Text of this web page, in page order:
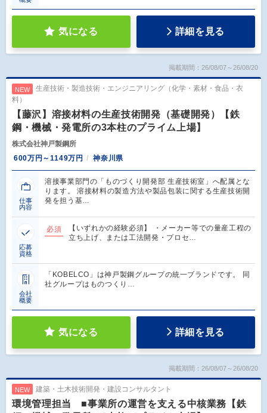
気になる 詳細を見る
掲載期間：26/08/07～26/08/20
NEW
生産技術・製造技術・エンジニアリング（化学・素材・食品・衣
料）
【藤沢】溶接材料の生産技術開発（基礎開発）【鉄
鋼・機械・発電所の3本柱のプライム上場】
株式会社神戸製鋼所
600万円～1149万円
神奈川県
仕事
内容
溶接事業部門の「ものづくり開発部 生産技術室」へ配属とな
ります。 溶接材料の製造方法や製品包装に関する生産技術開
発を担う基…
応募
資格
必須
【いずれかの経験必須】 ・メーカー等での量産工程の
立ち上げ、または工法開発・プロセ…
会社
概要
「KOBELCO」は神戸製鋼グループの統一ブランドです。 同
社グループはものつくり…
気になる 詳細を見る
掲載期間：26/08/07～26/08/20
NEW 建築・土木技術開発・建設コンサルタント
環境管理担当 ■事業所の運営を支える中核業務【鉄